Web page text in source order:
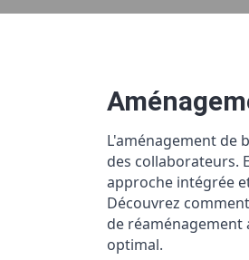
L'aménagement de
des collaborateurs.
approche intégrée
Découvrez
de
optimal.